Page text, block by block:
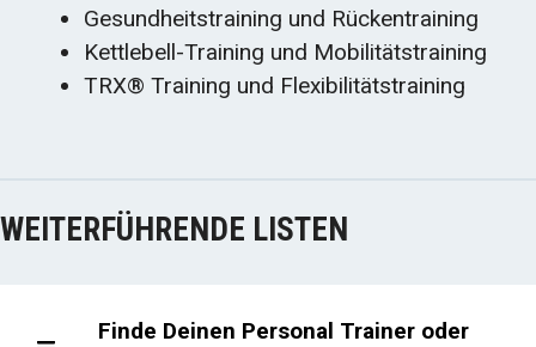
Gesundheitstraining und Rückentraining
Kettlebell-Training und Mobilitätstraining
TRX®️ Training und Flexibilitätstraining
WEITERFÜHRENDE LISTEN
Finde Deinen Personal Trainer oder